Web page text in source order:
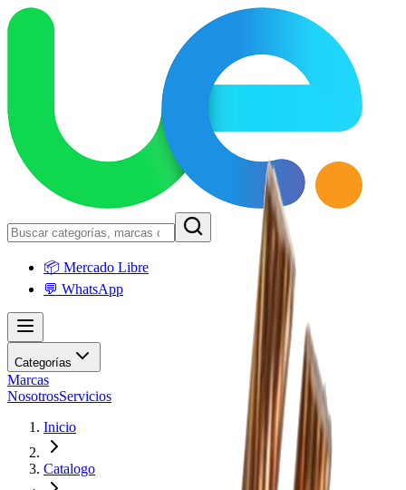
📦 Mercado Libre
💬 WhatsApp
Categorías
Marcas
NosotrosServicios
Inicio
Catalogo